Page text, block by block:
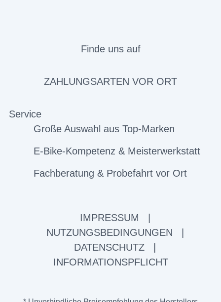
Finde uns auf
ZAHLUNGSARTEN VOR ORT
Service
Große Auswahl aus Top-Marken
E-Bike-Kompetenz & Meisterwerkstatt
Fachberatung & Probefahrt vor Ort
IMPRESSUM
NUTZUNGSBEDINGUNGEN
DATENSCHUTZ
INFORMATIONSPFLICHT